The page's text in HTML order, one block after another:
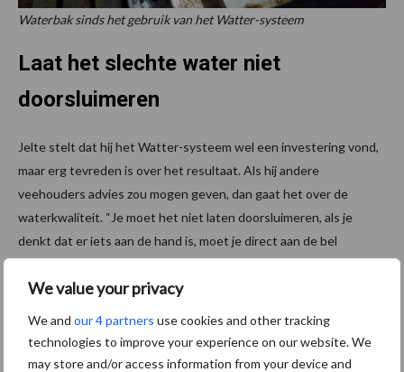
We value your privacy
We and our 4 partners use cookies and other tracking
technologies to improve your experience on our website. We
may store and/or access information from your device and
Waterbak sinds het gebruik van het Watter-systeem
Laat het slechte water niet
doorsluimeren
Jelte stelt dat hij het Watter-systeem wel een investering vond,
maar erg tevreden is over het resultaat. Als hij andere
veehouders advies zou mogen geven, dan gaat het over de
waterkwaliteit. “Je moet het niet laten doorsluimeren, als je
denkt dat er iets aan de hand is, moet je direct aan de bel
een onderschat probleem is. “Door deze machine weet je zeker
plannen liggen voor een drinkwatervoorziening in de weide. “Nu
drinken de koeien uit de sloot en daar heb je geen controle over.